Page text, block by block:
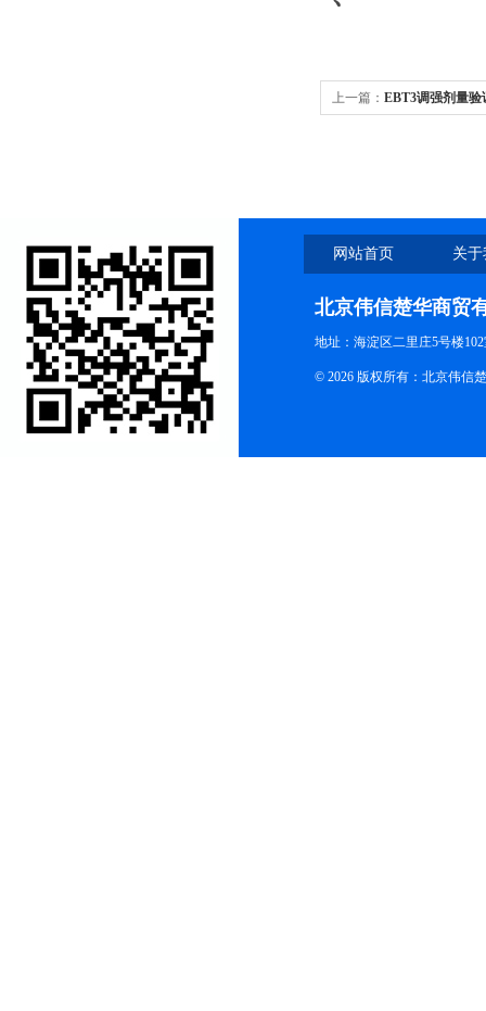
上一篇： EBT3调强剂量验
网站首页 关
北京伟信楚华商贸
地址：海淀区二里庄5号楼
© 2026 版权所有：北京伟信